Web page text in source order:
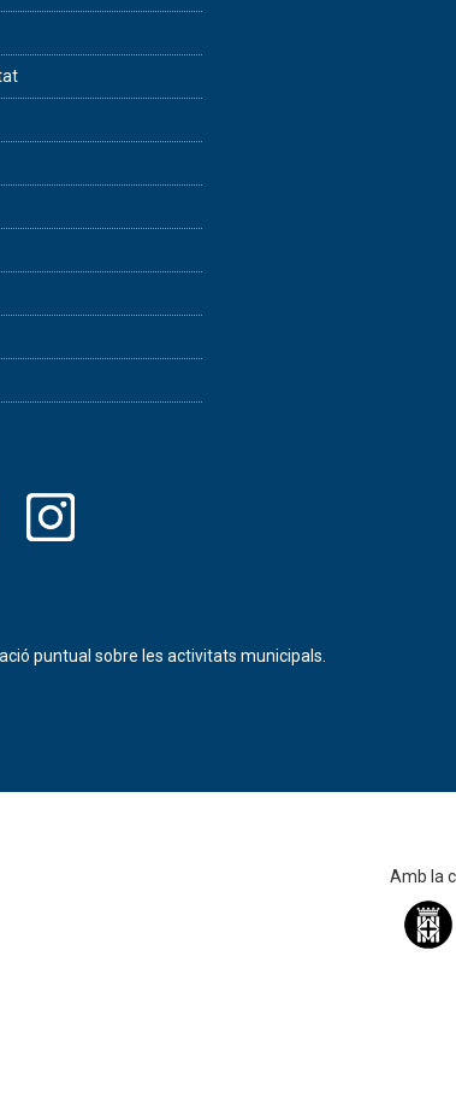
puntual sobre les activitats municipals.
Amb la